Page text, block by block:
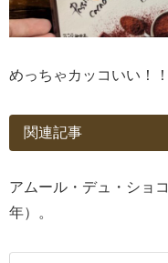
めっちゃカッコいい！
関連記事
アムール・デュ・ショ
年）。